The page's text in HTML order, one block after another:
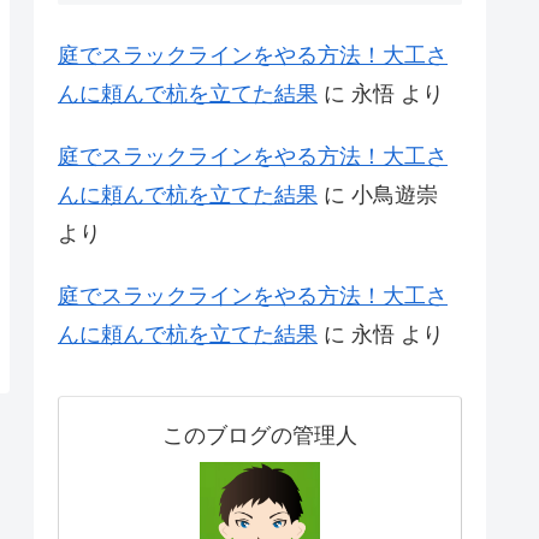
庭でスラックラインをやる方法！大工さ
んに頼んで杭を立てた結果 に 永悟 より
庭でスラックラインをやる方法！大工さ
んに頼んで杭を立てた結果 に 小鳥遊崇
より
庭でスラックラインをやる方法！大工さ
んに頼んで杭を立てた結果 に 永悟 より
このブログの管理人